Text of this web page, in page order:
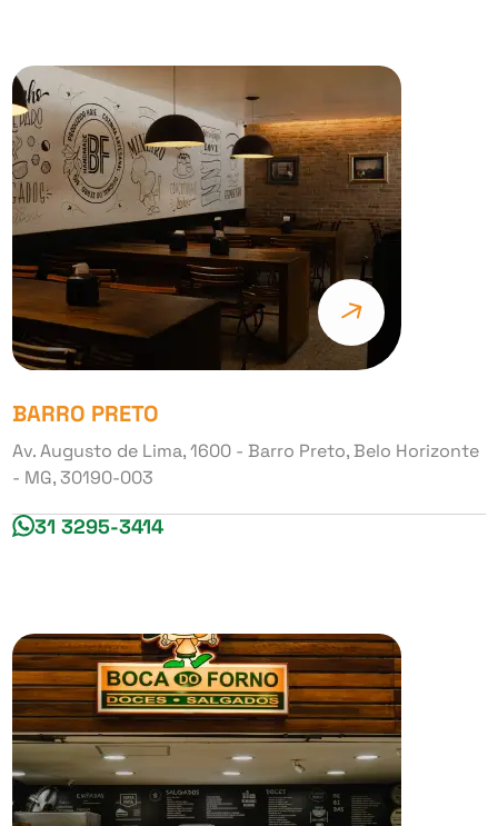
BARRO PRETO
Av. Augusto de Lima, 1600 - Barro Preto, Belo Horizonte
- MG, 30190-003
31 3295-3414